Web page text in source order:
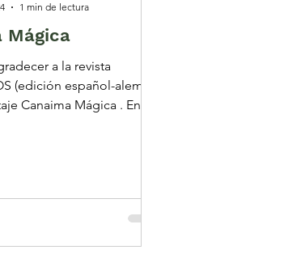
Mágica
a la revista
Canaima Mágica . En su
1 min de lectura